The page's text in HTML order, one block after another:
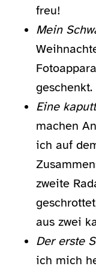
freu!
Mein
geschenkt.
Eine
machen
ich auf
zweite
aus zwei
Der erste
ich mich